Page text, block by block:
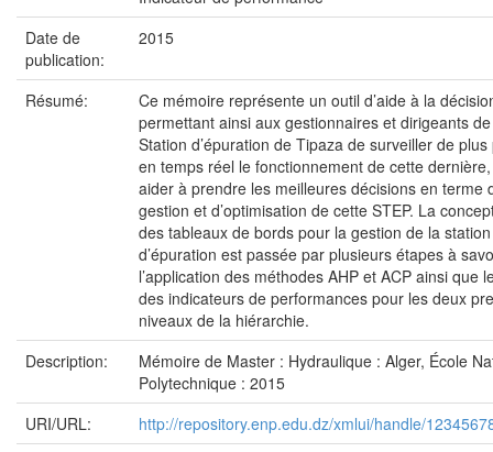
Date de
publication:
2015
Résumé:
Ce mémoire représente un outil d’aide à la
permettant ainsi aux gestionnaires et dirigeants
Station d’épuration de Tipaza de surveiller de
en temps réel le fonctionnement de cette
aider à prendre les meilleures décisions en terme
gestion et d’optimisation de cette STEP. La
des tableaux de bords pour la gestion de la station
d’épuration est passée par plusieurs étapes à
l’application des méthodes AHP et ACP ainsi que
des indicateurs de performances pour les deux
niveaux de la hiérarchie.
Description:
Mémoire de Master : Hydraulique : Alger, École
Polytechnique : 2015
URI/URL:
http://repository.enp.edu.dz/xmlui/handle/